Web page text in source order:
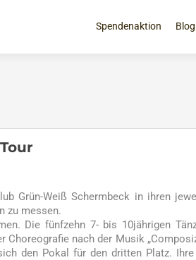
Inhalt
Spendenaktion Blog
Grün-Weiß Schermbeck in ihren
zu messen.
Die fünfzehn 7- bis 10jährigen
nach der Musik
den Pokal für den dritten Platz.